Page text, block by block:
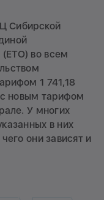
Сибирской
во всем
1 741,18
с новым тарифом
У многих
в них
они зависят и